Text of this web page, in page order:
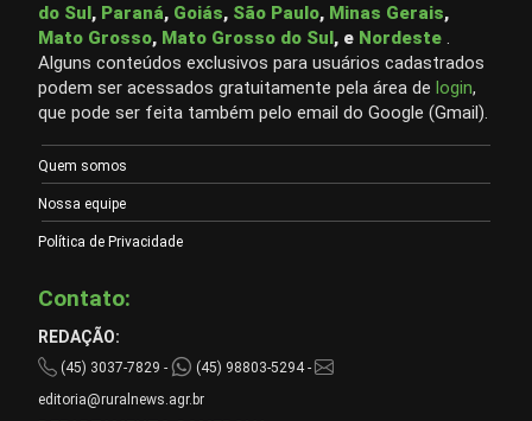
do Sul, Paraná, Goiás, São Paulo, Minas Gerais,
Mato Grosso, Mato Grosso do Sul, e Nordeste .
Alguns conteúdos exclusivos para usuários cadastrados
podem ser acessados gratuitamente pela área de login,
que pode ser feita também pelo email do Google (Gmail).
Quem somos
Nossa equipe
Política de Privacidade
Contato:
REDAÇÃO:
(45) 3037-7829 -
(45) 98803-5294 -
editoria@ruralnews.agr.br